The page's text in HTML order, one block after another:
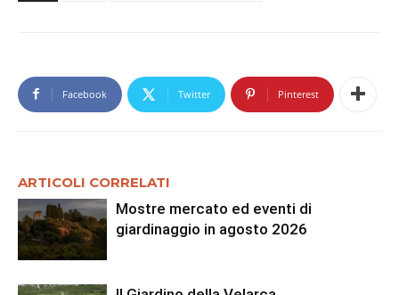
Facebook Twitter Pinterest
ARTICOLI CORRELATI
Mostre mercato ed eventi di
giardinaggio in agosto 2026